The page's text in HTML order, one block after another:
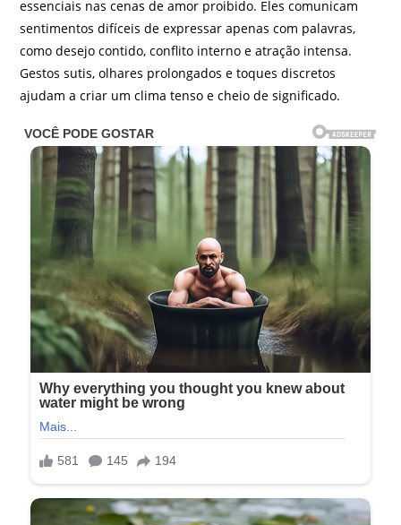
essenciais nas cenas de amor proibido. Eles comunicam
sentimentos difíceis de expressar apenas com palavras,
como desejo contido, conflito interno e atração intensa.
Gestos sutis, olhares prolongados e toques discretos
ajudam a criar um clima tenso e cheio de significado.